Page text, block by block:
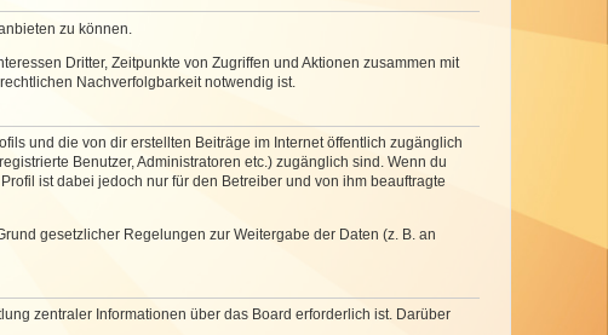
zu können.
Dritter, Zeitpunkte von Zugriffen und Aktionen zusammen mit
Nachverfolgbarkeit notwendig ist.
und die von dir erstellten Beiträge im Internet öffentlich zugänglich
Benutzer, Administratoren etc.) zugänglich sind. Wenn du
ist dabei jedoch nur für den Betreiber und von ihm beauftragte
gesetzlicher Regelungen zur Weitergabe der Daten (z. B. an
zentraler Informationen über das Board erforderlich ist. Darüber